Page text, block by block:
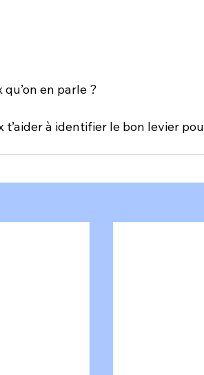
qu’on en parle ?
t’aider à identifier le bon levier